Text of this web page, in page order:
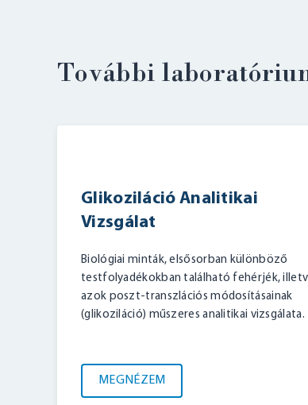
További
Glikoziláció Analitikai
Vizsgálat
Biológiai minták, elsősorban különböző
testfolyadékokban található fehérjék,
azok poszt-transzlációs módosításainak
(glikoziláció) műszeres analitikai vizsgálata.
MEGNÉZEM